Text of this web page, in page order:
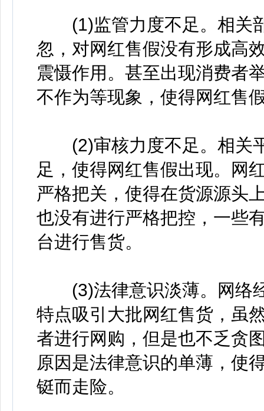
(1)监管力度不足。相关
忽，对网红售假没有形成高
震慑作用。甚至出现消费者
不作为等现象，使得网红售
(2)审核力度不足。相关
足，使得网红售假出现。网
严格把关，使得在货源源头
也没有进行严格把控，一些
台进行售货。
(3)法律意识淡薄。网络
特点吸引大批网红售货，虽
者进行网购，但是也不乏贪
原因是法律意识的单薄，使
铤而走险。